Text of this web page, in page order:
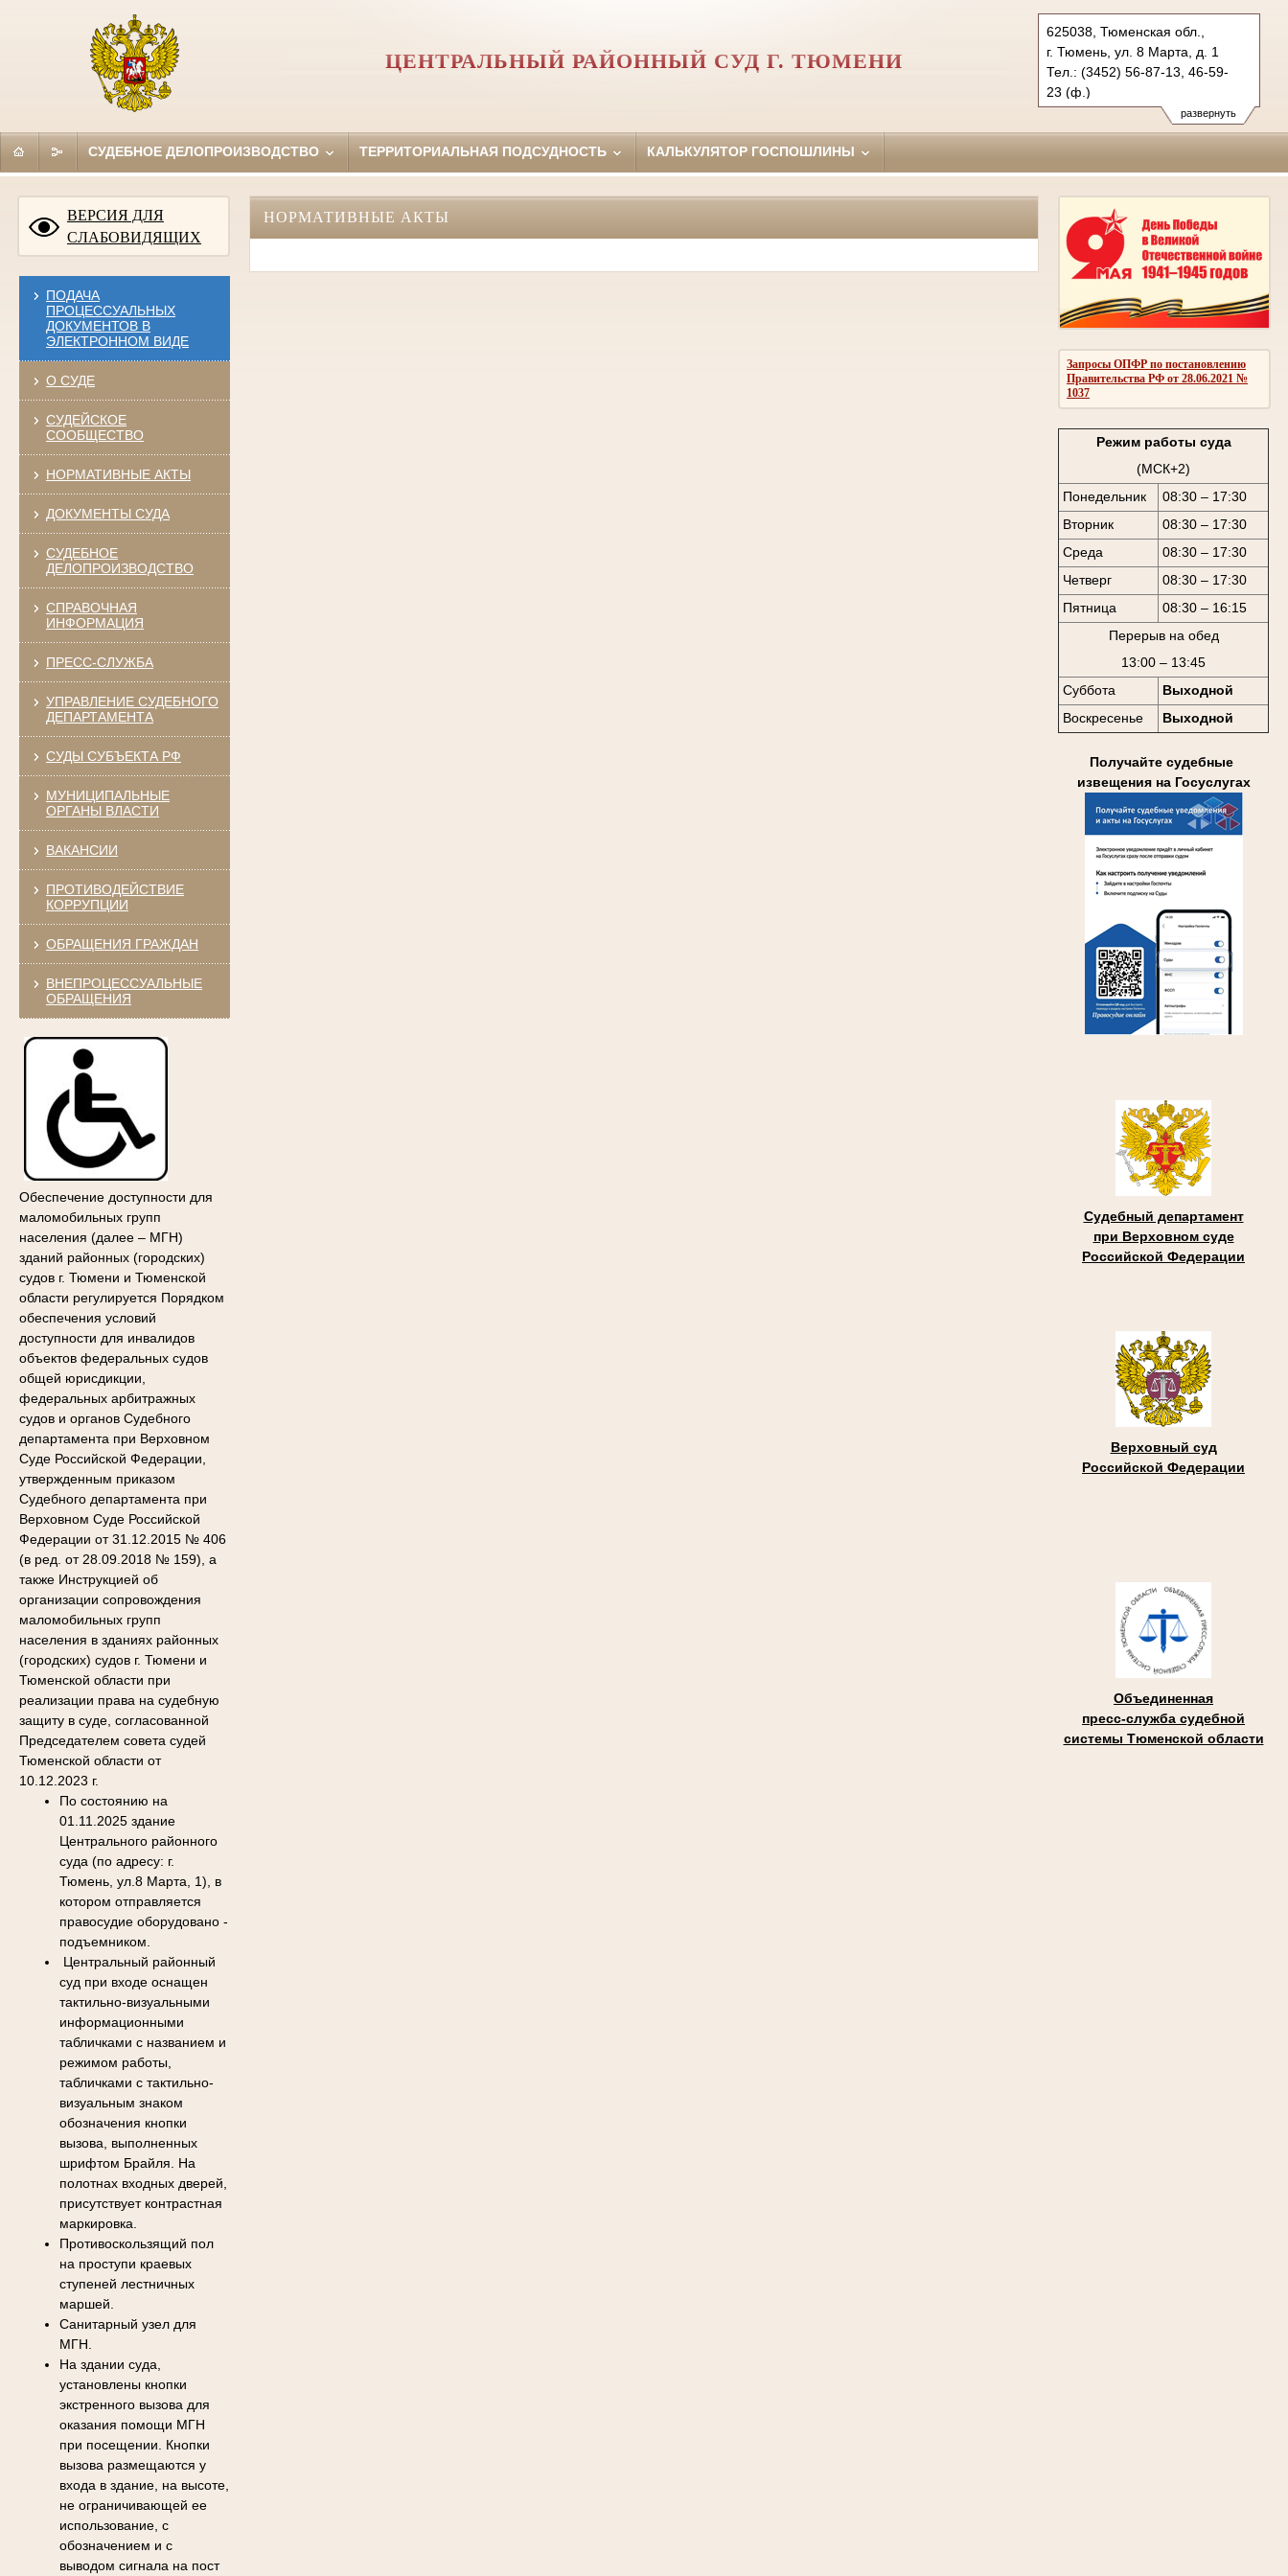
развернуть
625038, Тюменская обл.,
г. Тюмень, ул. 8 Марта, д. 1
Тел.: (3452) 56-87-13, 46-59-
23 (ф.)
centralny.tum@sudrf.ru
ЦЕНТРАЛЬНЫЙ РАЙОННЫЙ СУД Г. ТЮМЕНИ
СУДЕБНОЕ ДЕЛОПРОИЗВОДСТВО ТЕРРИТОРИАЛЬНАЯ ПОДСУДНОСТЬ КАЛЬКУЛЯТОР ГОСПОШЛИНЫ
ВЕРСИЯ ДЛЯ
СЛАБОВИДЯЩИХ
ПОДАЧА
ПРОЦЕССУАЛЬНЫХ
ДОКУМЕНТОВ В
ЭЛЕКТРОННОМ ВИДЕ
О СУДЕ
СУДЕЙСКОЕ
СООБЩЕСТВО
НОРМАТИВНЫЕ АКТЫ
ДОКУМЕНТЫ СУДА
СУДЕБНОЕ
ДЕЛОПРОИЗВОДСТВО
СПРАВОЧНАЯ
ИНФОРМАЦИЯ
ПРЕСС-СЛУЖБА
УПРАВЛЕНИЕ СУДЕБНОГО
ДЕПАРТАМЕНТА
СУДЫ СУБЪЕКТА РФ
МУНИЦИПАЛЬНЫЕ
ОРГАНЫ ВЛАСТИ
ВАКАНСИИ
ПРОТИВОДЕЙСТВИЕ
КОРРУПЦИИ
ОБРАЩЕНИЯ ГРАЖДАН
ВНЕПРОЦЕССУАЛЬНЫЕ
ОБРАЩЕНИЯ
Обеспечение доступности для
маломобильных групп
населения (далее – МГН)
зданий районных (городских)
судов г. Тюмени и Тюменской
области регулируется Порядком
обеспечения условий
доступности для инвалидов
объектов федеральных судов
общей юрисдикции,
федеральных арбитражных
судов и органов Судебного
департамента при Верховном
Суде Российской Федерации,
утвержденным приказом
Судебного департамента при
Верховном Суде Российской
Федерации от 31.12.2015 № 406
(в ред. от 28.09.2018 № 159), а
также Инструкцией об
организации сопровождения
маломобильных групп
населения в зданиях районных
(городских) судов г. Тюмени и
Тюменской области при
реализации права на судебную
защиту в суде, согласованной
Председателем совета судей
Тюменской области от
10.12.2023 г.
По состоянию на
01.11.2025 здание
Центрального районного
суда (по адресу: г.
Тюмень, ул.8 Марта, 1), в
котором отправляется
правосудие оборудовано -
подъемником.
Центральный районный
судпри входе оснащен
тактильно-визуальными
информационными
табличками с названием и
режимом работы,
табличками с тактильно-
визуальным знаком
обозначения кнопки
вызова, выполненных
шрифтом Брайля. На
полотнах входных дверей,
присутствует контрастная
маркировка.
Противоскользящий пол
на проступи краевых
ступеней лестничных
маршей.
Санитарный узел для
МГН.
На здании суда,
установлены кнопки
экстренного вызова для
оказания помощи МГН
при посещении. Кнопки
вызова размещаются у
входа в здание, на высоте,
не ограничивающей ее
использование, с
обозначением и с
выводом сигнала на пост
Запросы ОПФР по постановлению
Правительства РФ от 28.06.2021 №
1037
Режим работы суда
(МСК+2)
Понедельник
08:30 – 17:30
Вторник
08:30 – 17:30
Среда
08:30 – 17:30
Четверг
08:30 – 17:30
Пятница
08:30 – 16:15
Перерыв на обед
13:00 – 13:45
Суббота
Выходной
Воскресенье
Выходной
Получайте судебные
извещения на Госуслугах
Судебный департамент
при Верховном суде
Российской Федерации
Верховный суд
Российской Федерации
Объединенная
пресс-служба судебной
системы Тюменской области
НОРМАТИВНЫЕ АКТЫ